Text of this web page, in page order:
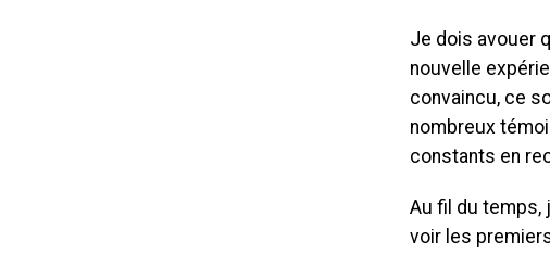
Je dois avouer
nouvelle
convaincu, ce
nombreux
constants en
Au fil du temps,
voir les